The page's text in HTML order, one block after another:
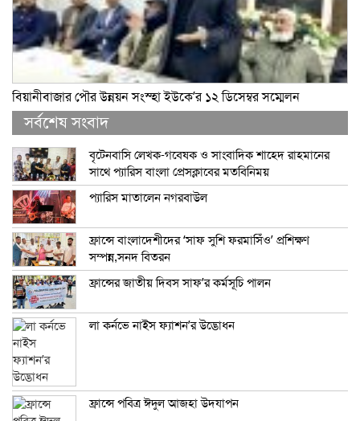
বিয়ানীবাজার পৌর উন্নয়ন সংস্হা ইউকে’র ১২ ডিসেম্বর সম্মেলন
সর্বশেষ সংবাদ
বৃটেনবাসি লেখক-গবেষক ও সাংবাদিক শাহেদ রাহমানের
সাথে প্যারিস বাংলা প্রেসক্লাবের মতবিনিময়
প্যারিস মাতালেন নগরবাউল
ফ্রান্সে বাংলাদেশীদের ‘সাফ সুশি ফরমাসিঁও’ প্রশিক্ষণ
সম্পন্ন,সনদ বিতরন
ফ্রান্সের জাতীয় দিবস সাফ’র কর্মসূচি পালন
লা কর্নভে নাইস ফ্যাশন’র উদ্ভোধন
ফ্রান্সে পবিত্র ঈদুল আজহা উদযাপন